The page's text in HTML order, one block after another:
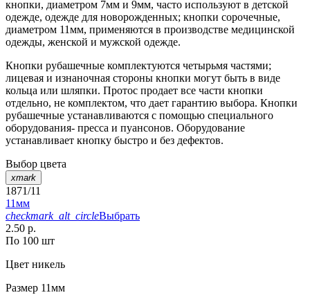
кнопки, диаметром 7мм и 9мм, часто используют в детской
одежде, одежде для новорожденных; кнопки сорочечные,
диаметром 11мм, применяются в производстве медицинской
одежды, женской и мужской одежде.
Кнопки рубашечные комплектуются четырьмя частями;
лицевая и изнаночная стороны кнопки могут быть в виде
кольца или шляпки. Протос продает все части кнопки
отдельно, не комплектом, что дает гарантию выбора. Кнопки
рубашечные устанавливаются с помощью специального
оборудования- пресса и пуансонов. Оборудование
устанавливает кнопку быстро и без дефектов.
Выбор цвета
xmark
1871/11
11мм
checkmark_alt_circleВыбрать
2.50 р.
По 100 шт
Цвет никель
Размер 11мм